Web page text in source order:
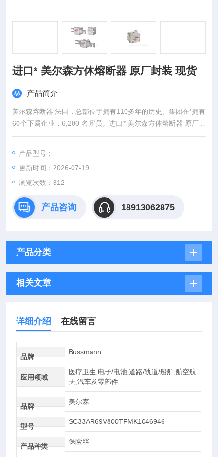
进口* 美尔森方体熔断器 原厂封装 现货
产品简介
美尔森熔断器 法国，总部位于拥有110多年的历史。集团在*拥有
60个下属企业，6,200 名雇员。进口* 美尔森方体熔断器 原厂封
装 现货
产品型号：
更新时间：2026-07-19
浏览次数：812
产品咨询 18913062875
产品分类
相关文章
详细介绍 在线留言
品牌
Bussmann
应用领域
医疗卫生,电子/电池,道路/轨道/船舶,航空航
天,汽车及零部件
品牌
美尔森
型号
SC33AR69V800TFMK1046946
产品种类
保险丝